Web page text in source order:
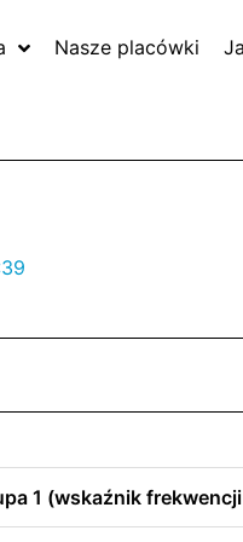
Nasze placówki
1 (wskaźnik